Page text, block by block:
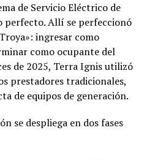
de Servicio Eléctrico de
perfecto. Allí se perfeccionó
ingresar como
como ocupante del
de 2025, Terra Ignis utilizó
prestadores tradicionales,
de equipos de generación.
se despliega en dos fases